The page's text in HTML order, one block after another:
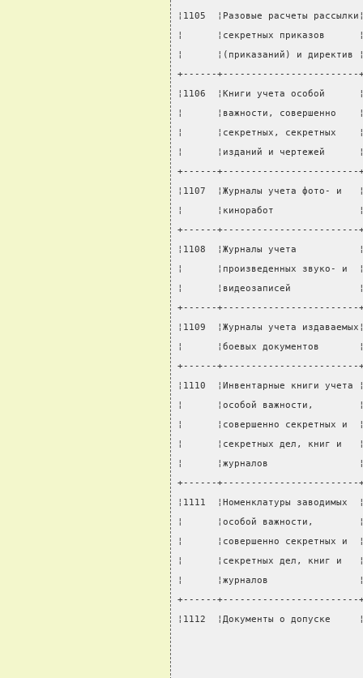
¦1105  ¦Разовые расчеты
¦      ¦секретных
¦      ¦(приказаний) и
+------+------------------------
¦1106  ¦Книги учета
¦      ¦важности,
¦      ¦секретных,
¦      ¦изданий и
+------+------------------------
¦1107  ¦Журналы учета
¦      ¦киноработ
+------+------------------------
¦1108  ¦Журналы учета
¦      ¦произведенных
¦      ¦видеозаписей
+------+------------------------
¦1109  ¦Журналы учета
¦      ¦боевых
+------+------------------------
¦1110  ¦Инвентарные
¦      ¦особой
¦      ¦совершенно
¦      ¦секретных дел,
¦      ¦журналов
+------+------------------------
¦1111  ¦Номенклатуры
¦      ¦особой
¦      ¦совершенно
¦      ¦секретных дел,
¦      ¦журналов
+------+------------------------
¦1112  ¦Документы о